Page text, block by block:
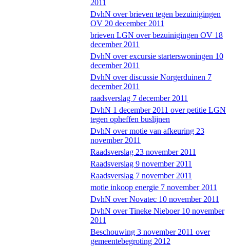
2011
DvhN over brieven tegen bezuinigingen
OV 20 december 2011
brieven LGN over bezuinigingen OV 18
december 2011
DvhN over excursie starterswoningen 10
december 2011
DvhN over discussie Norgerduinen 7
december 2011
raadsverslag 7 december 2011
DvhN 1 december 2011 over petitie LGN
tegen opheffen buslijnen
DvhN over motie van afkeuring 23
november 2011
Raadsverslag 23 november 2011
Raadsverslag 9 november 2011
Raadsverslag 7 november 2011
motie inkoop energie 7 november 2011
DvhN over Novatec 10 november 2011
DvhN over Tineke Nieboer 10 november
2011
Beschouwing 3 november 2011 over
gemeentebegroting 2012